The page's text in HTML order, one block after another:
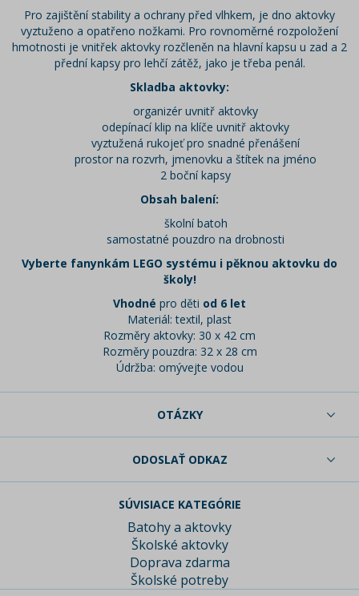
Pro zajištění stability a ochrany před vlhkem, je dno aktovky
vyztuženo a opatřeno nožkami. Pro rovnoměrné rozpoložení
hmotnosti je vnitřek aktovky rozčleněn na hlavní kapsu u zad a 2
přední kapsy pro lehčí zátěž, jako je třeba penál.
Skladba aktovky:
organizér uvnitř aktovky
odepínací klip na klíče uvnitř aktovky
vyztužená rukojeť pro snadné přenášení
prostor na rozvrh, jmenovku a štítek na jméno
2 boční kapsy
Obsah balení:
školní batoh
samostatné pouzdro na drobnosti
Vyberte fanynkám LEGO systému i pěknou aktovku do
školy!
Vhodné pro děti od 6 let
Materiál: textil, plast
Rozměry aktovky: 30 x 42 cm
Rozměry pouzdra: 32 x 28 cm
Údržba: omývejte vodou
OTÁZKY
ODOSLAŤ ODKAZ
SÚVISIACE KATEGÓRIE
Batohy a aktovky
Školské aktovky
Doprava zdarma
Školské potreby